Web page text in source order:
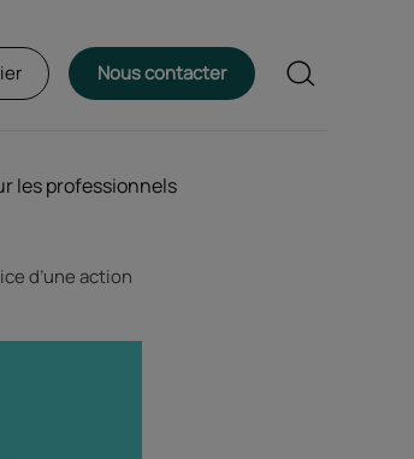
Nous contacter Rechercher
les professionnels
d’une action